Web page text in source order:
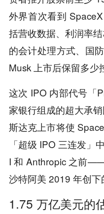
外界首次看到
括营收数据、利润率
的会计处理方式、国
Musk 上市后保留多少
这次 IPO 内部代号「
家银行组成的超大承
斯达克上市将使
「超级 IPO 三连发
I 和 Anthropic 之前
沙特阿美 2019 年创下
1.75 万亿美元的